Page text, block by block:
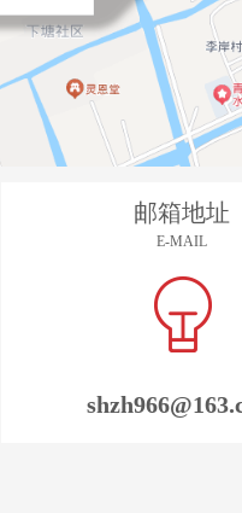
邮箱地址
E-MAIL